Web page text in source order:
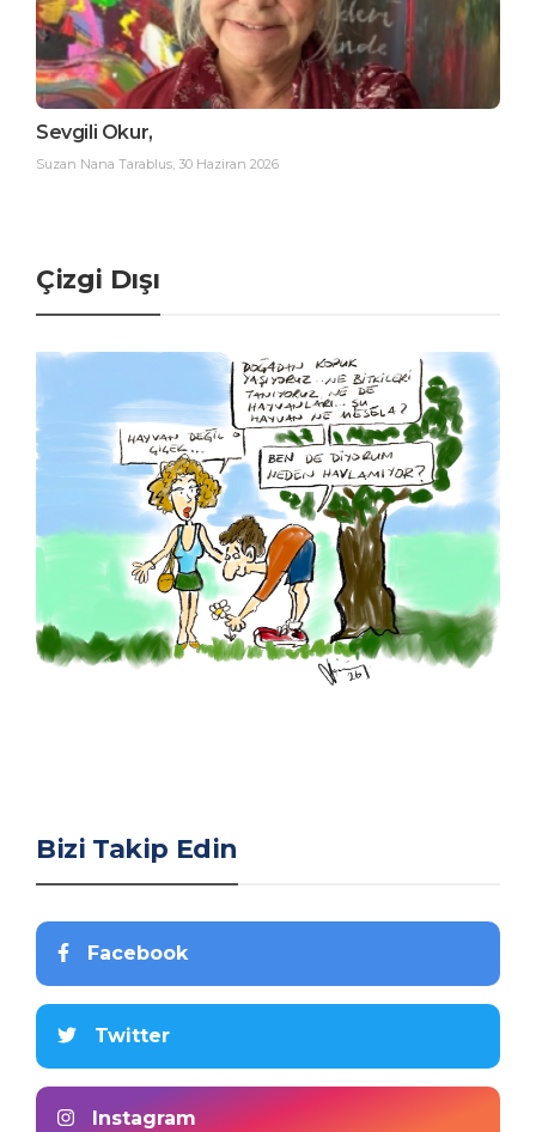
Sevgili Okur,
Suzan Nana Tarablus, 30 Haziran 2026
Çizgi Dışı
Bizi Takip Edin
Facebook
Twitter
Instagram